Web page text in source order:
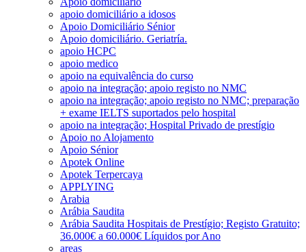
apoio domiciliário a idosos
Apoio Domiciliário Sénior
Apoio domiciliário. Geriatría.
apoio HCPC
apoio medico
apoio na equivalência do curso
apoio na integração; apoio registo no NMC
apoio na integração; apoio registo no NMC; preparação
+ exame IELTS suportados pelo hospital
apoio na integração; Hospital Privado de prestígio
Apoio no Alojamento
Apoio Sénior
Apotek Online
Apotek Terpercaya
APPLYING
Arabia
Arábia Saudita
Arábia Saudita Hospitais de Prestígio; Registo Gratuito;
36.000€ a 60.000€ Líquidos por Ano
areas